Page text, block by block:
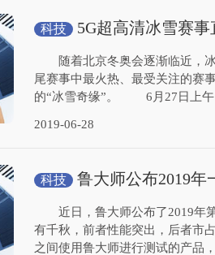
科技
5G超高清冰雪赛
随着北京冬奥会逐渐临近，冰
尾赛事中最火热、最受关注的赛
的“冰雪奇缘”。 6月27日上午
2019-06-28
科技
鲁大师公布2019年
AMD、Intel各有千秋
近日，鲁大师公布了2019年第
有千秋，前者性能突出，后者
之间使用鲁大师进行测试的产品